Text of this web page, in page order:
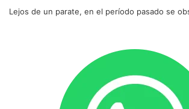
Lejos de un parate, en el período pasado se